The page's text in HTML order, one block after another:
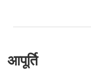
आपूर्ति